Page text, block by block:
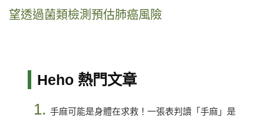
望透過菌類檢測預估肺癌風險
Heho 熱門文章
1. 手麻可能是身體在求救！一張表判讀「手麻」是